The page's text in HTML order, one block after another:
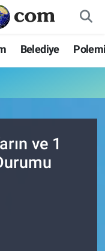
Belediye
ve 1